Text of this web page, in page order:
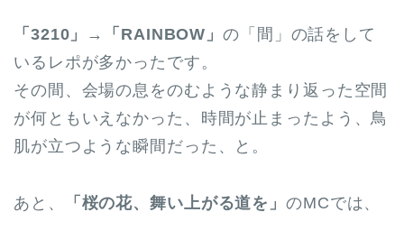
「3210」→「RAINBOW」の「間」の話をして
いるレポが多かったです。
その間、会場の息をのむような静まり返った空間
が何ともいえなかった、時間が止まったよう、鳥
肌が立つような瞬間だった、と。
あと、 「桜の花、舞い上がる道を」のMCでは、